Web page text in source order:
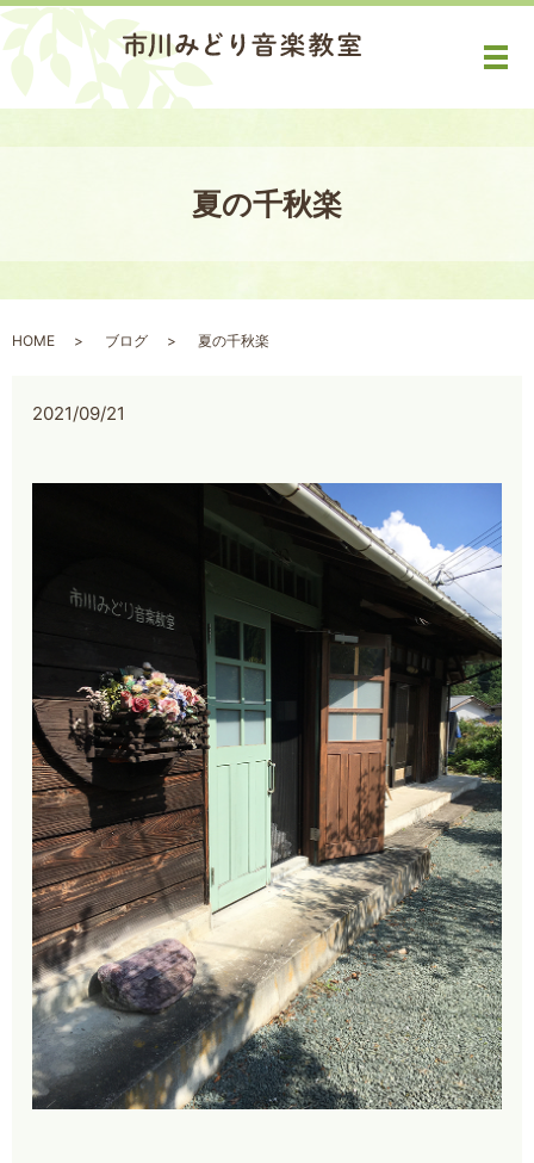
メ
夏の千秋楽
HOME ブログ 夏の千秋楽
2021/09/21